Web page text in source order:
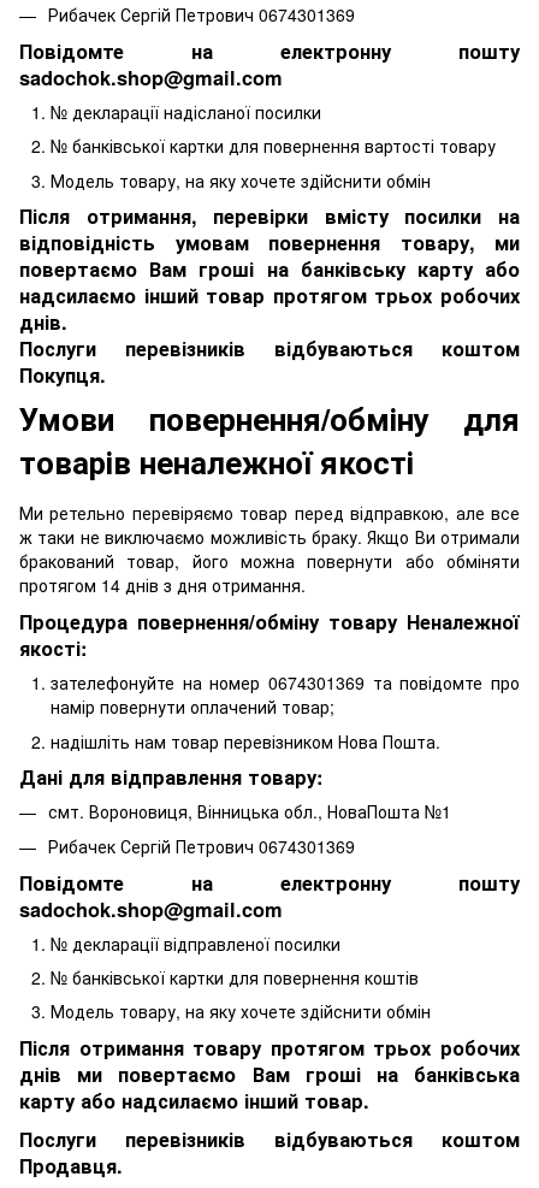
Рибачек Сергій Петрович 0674301369
Повідомте на електронну пошту
sadochok.shop@gmail.com
№ декларації надісланої посилки
№ банківської картки для повернення вартості товару
Модель товару, на яку хочете здійснити обмін
Після отримання, перевірки вмісту посилки на
відповідність умовам повернення товару, ми
повертаємо Вам гроші на банківську карту або
надсилаємо інший товар протягом трьох робочих
днів.
Послуги перевізників відбуваються коштом
Покупця.
Умови повернення/обміну для
товарів неналежної якості
Ми ретельно перевіряємо товар перед відправкою, але все
ж таки не виключаємо можливість браку. Якщо Ви отримали
бракований товар, його можна повернути або обміняти
протягом 14 днів з дня отримання.
Процедура повернення/обміну товару Неналежної
якості:
зателефонуйте на номер 0674301369 та повідомте про
намір повернути оплачений товар;
надішліть нам товар перевізником Нова Пошта.
Дані для відправлення товару:
смт. Вороновиця, Вінницька обл., НоваПошта №1
Рибачек Сергій Петрович 0674301369
Повідомте на електронну пошту
sadochok.shop@gmail.com
№ декларації відправленої посилки
№ банківської картки для повернення коштів
Модель товару, на яку хочете здійснити обмін
Після отримання товару протягом трьох робочих
днів ми повертаємо Вам гроші на банківська
карту або надсилаємо інший товар.
Послуги перевізників відбуваються коштом
Продавця.